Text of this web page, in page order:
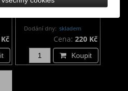
Dodání dny: skladem
Cena: 220 Kč
Koupit